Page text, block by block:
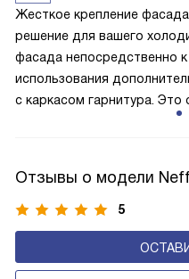
Жесткое крепление
решение для вашего
фасада непосредственно
использования
с каркасом гарнитура. Это
а также снижая
решение не ограничивает
использование вашего
удобным и
Отзывы о модели Neff
5